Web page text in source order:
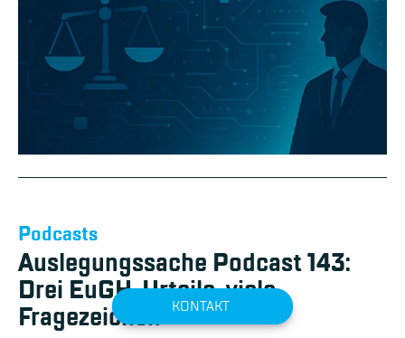
KONTAKT
Podcasts
Auslegungssache Podcast 143:
Drei EuGH-Urteile, viele
Fragezeichen